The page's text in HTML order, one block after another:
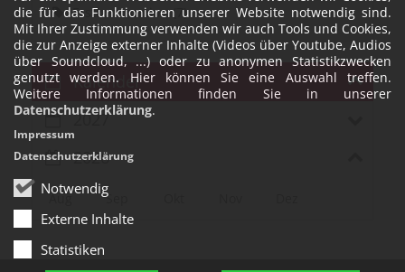
die für das Funktionieren unserer Website notwendig sind.
Mit Ihrer Zustimmung verwenden wir auch Tools und Cookies,
die zur Anzeige externer Inhalte (Videos über Youtube, Audios
über Soundcloud, ...) oder zu anonymen Statistikzwecken
genutzt werden. Hier können Sie eine Auswahl treffen.
Weitere Informationen finden Sie in unserer
Datenschutzerklärung.
Notwendig
Externe Inhalte
Statistiken
Impressum
Datenschutzerklärung
Erstkommunion
7
Kalender
2027
2026
Aug Sep